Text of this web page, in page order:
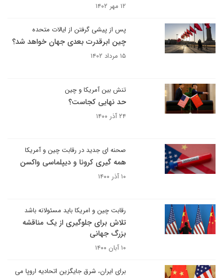
۱۲ مهر ۱۴۰۲
پس از پیشی گرفتن از ایالات متحده
چین ابرقدرت بعدی جهان خواهد شد؟
۱۵ مرداد ۱۴۰۲
تنش بین آمریکا و چین
حد نهایی کجاست؟
۲۴ آذر ۱۴۰۰
صحنه ای جدید در رقابت چین و آمریکا
همه گیری کرونا و دیپلماسی واکسن
۱۰ آذر ۱۴۰۰
رقابت چین و امریکا باید مسئولانه باشد
تلاش برای جلوگیری از یک مناقشه
بزرگ جهانی
۱۰ آبان ۱۴۰۰
برای ایران، شرق جایگزین اتحادیه اروپا می